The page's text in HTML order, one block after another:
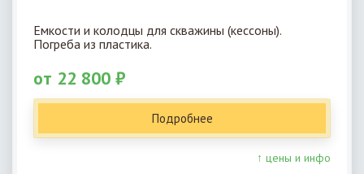
Емкости и колодцы для скважины (кессоны).
Погреба из пластика.
от 22 800 ₽
Подробнее
↑ цены и инфо